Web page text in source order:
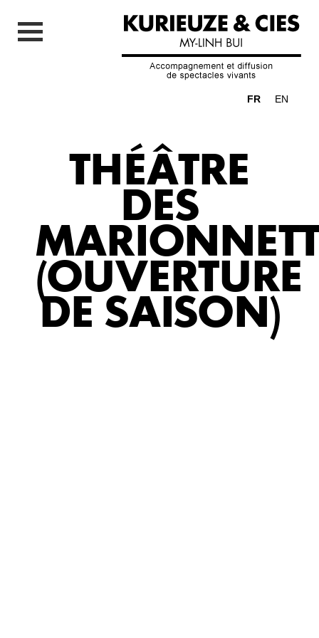
FR EN
THÉÂTRE
DES
(OUVERTURE
DE SAISON)